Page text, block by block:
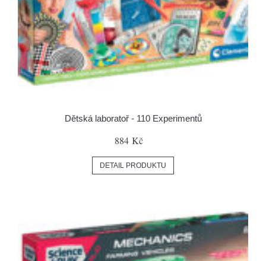
Dětská laboratoř - 110 Experimentů
884 Kč
DETAIL PRODUKTU